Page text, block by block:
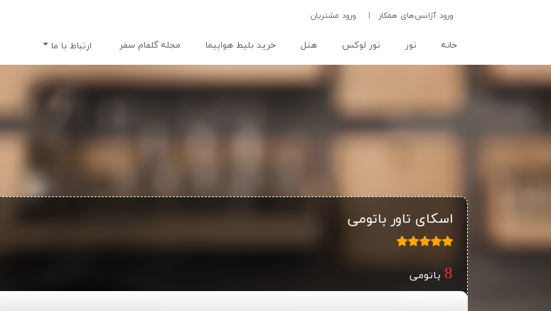
ورود آژانس‌های همکار | ورود مشتریان
خانه
(current) تور تور لوکس هتل خرید بلیط هواپیما مجله گلفام سفر ارتباط با ما
اسکای تاور باتومی
باتومی